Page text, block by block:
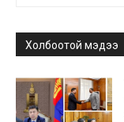
Холбоотой мэдээ